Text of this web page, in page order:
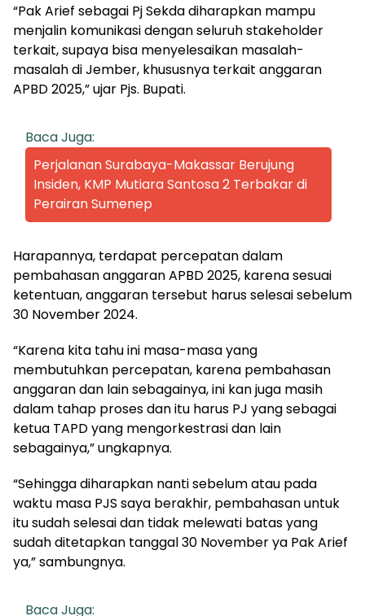
“Pak Arief sebagai Pj Sekda diharapkan mampu
menjalin komunikasi dengan seluruh stakeholder
terkait, supaya bisa menyelesaikan masalah-
masalah di Jember, khususnya terkait anggaran
APBD 2025,” ujar Pjs. Bupati.
Baca Juga:
Perjalanan Surabaya-Makassar Berujung
Insiden, KMP Mutiara Santosa 2 Terbakar di
Perairan Sumenep
Harapannya, terdapat percepatan dalam
pembahasan anggaran APBD 2025, karena sesuai
ketentuan, anggaran tersebut harus selesai sebelum
30 November 2024.
“Karena kita tahu ini masa-masa yang
membutuhkan percepatan, karena pembahasan
anggaran dan lain sebagainya, ini kan juga masih
dalam tahap proses dan itu harus PJ yang sebagai
ketua TAPD yang mengorkestrasi dan lain
sebagainya,” ungkapnya.
“Sehingga diharapkan nanti sebelum atau pada
waktu masa PJS saya berakhir, pembahasan untuk
itu sudah selesai dan tidak melewati batas yang
sudah ditetapkan tanggal 30 November ya Pak Arief
ya,” sambungnya.
Baca Juga: